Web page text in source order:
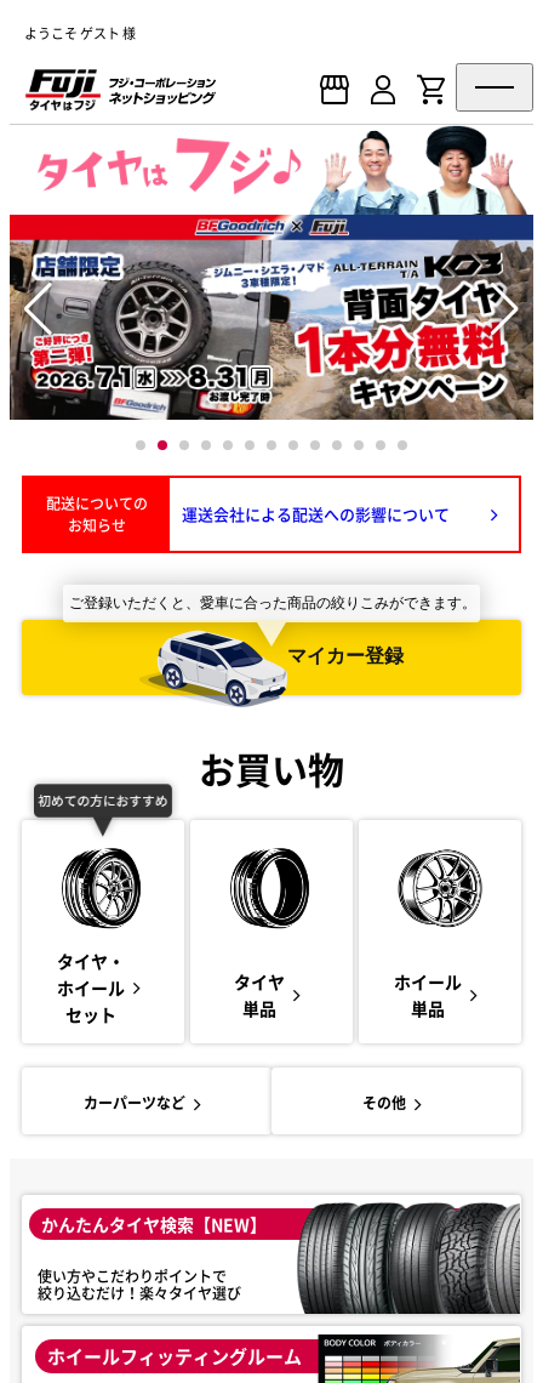
ようこそ ゲスト 様
配送についての
お知らせ
運送会社による配送への影響について
ご登録いただくと、愛車に合った商品の絞りこみができます。
マイカー登録
お買い物
タイヤ・
ホイール
セット
タイヤ
単品
ホイール
単品
カーパーツなど その他
かんたんタイヤ検索【NEW】
使い方やこだわりポイントで
絞り込むだけ！楽々タイヤ選び
ホイールフィッティングルーム